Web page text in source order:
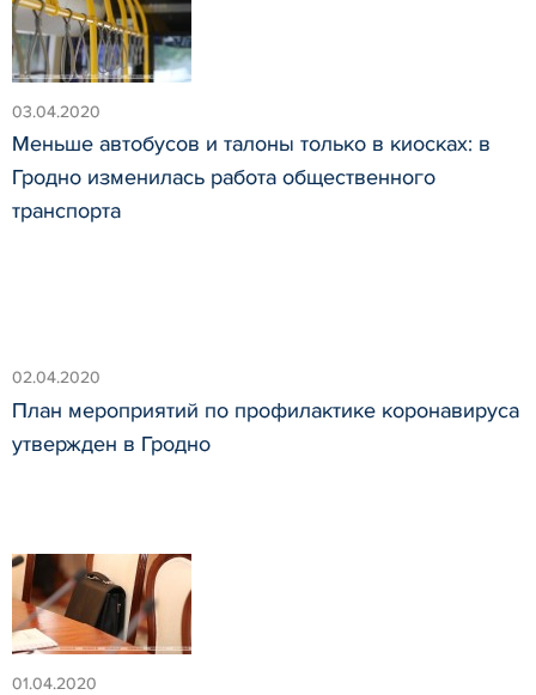
03.04.2020
Меньше автобусов и талоны только в киосках: в
Гродно изменилась работа общественного
транспорта
02.04.2020
План мероприятий по профилактике коронавируса
утвержден в Гродно
01.04.2020